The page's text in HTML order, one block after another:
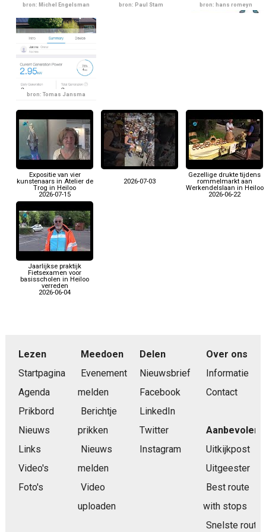
bron: Michel Engelsman bron: Paul Stam bron: hans romeyn
bron: Tomas Jansma
Expositie van vier
kunstenaars in Atelier de
Trog in Heiloo
2026-07-15
2026-07-03
Gezellige drukte tijdens
rommelmarkt aan
Werkendelslaan in Heiloo
2026-06-22
Jaarlijkse praktijk
Fietsexamen voor
basisscholen in Heiloo
verreden
2026-06-04
Lezen
Startpagina
Agenda
Prikbord
Nieuws
Links
Video's
Foto's
Meedoen
Evenement
melden
Berichtje
prikken
Nieuws
melden
Video
uploaden
Delen
Nieuwsbrief
Facebook
LinkedIn
Twitter
Instagram
Over ons
Informatie
Contact
Aanbevolen
Uitkijkpost
Uitgeester
Best route
with stops
Snelste route